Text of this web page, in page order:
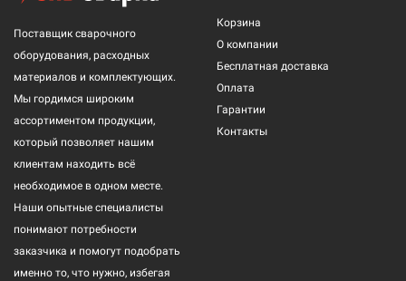
Поставщик сварочного
оборудования, расходных
материалов и комплектующих.
Мы гордимся широким
ассортиментом продукции,
который позволяет нашим
клиентам находить всё
необходимое в одном месте.
Наши опытные специалисты
понимают потребности
заказчика и помогут подобрать
именно то, что нужно, избегая
Корзина
О компании
Бесплатная доставка
Оплата
Гарантии
Контакты